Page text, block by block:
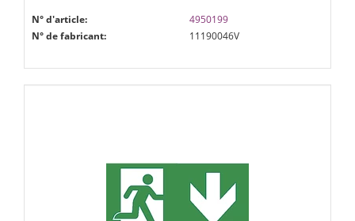
N° d'article:
4950199
N° de fabricant:
11190046V